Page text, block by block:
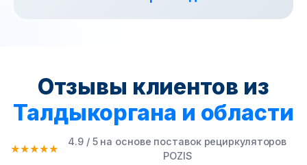
Отзывы клиентов из
Талдыкоргана и области
★★★★★
4.9 / 5 на основе поставок рециркуляторов
POZIS